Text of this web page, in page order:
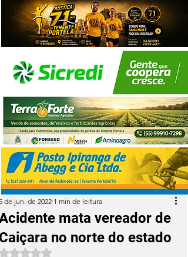
mata vereador de
no norte do estado
de jun. de 2022 1 min de leitura
Avaliado com NaN de 5 estrelas.